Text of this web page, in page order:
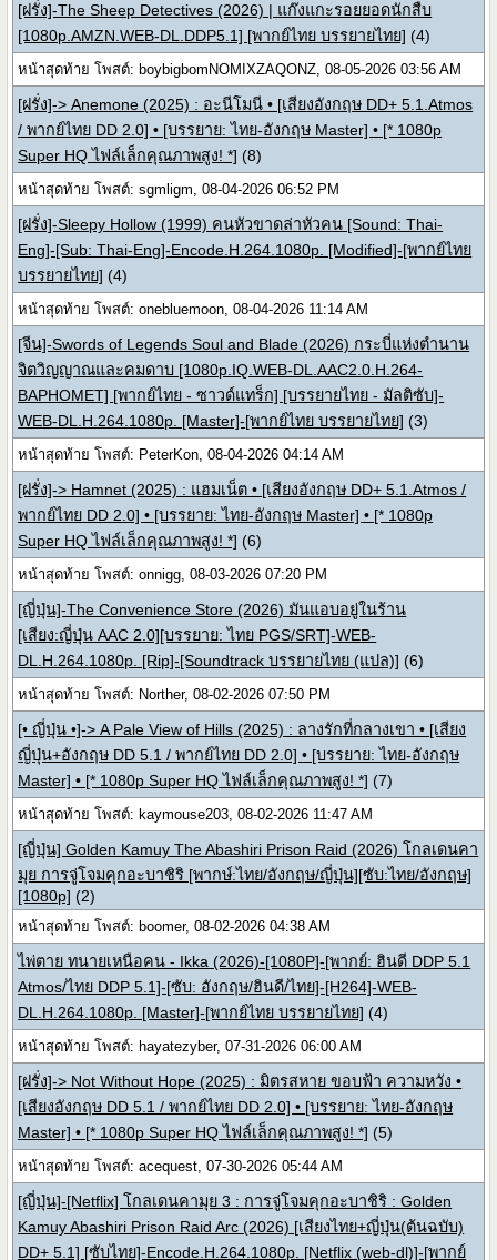
[ฝรั่ง]-The Sheep Detectives (2026) | แก๊งแกะรอยยอดนักสืบ
[1080p.AMZN.WEB-DL.DDP5.1] [พากย์ไทย บรรยายไทย] (4)
หน้าสุดท้าย โพสต์: boybigbomNOMIXZAQONZ, 08-05-2026 03:56 AM
[ฝรั่ง]-> Anemone (2025) : อะนีโมนี • [เสียงอังกฤษ DD+ 5.1.Atmos
/ พากย์ไทย DD 2.0] • [บรรยาย: ไทย-อังกฤษ Master] • [* 1080p
Super HQ ไฟล์เล็กคุณภาพสูง! *] (8)
หน้าสุดท้าย โพสต์: sgmligm, 08-04-2026 06:52 PM
[ฝรั่ง]-Sleepy Hollow (1999) คนหัวขาดล่าหัวคน [Sound: Thai-
Eng]-[Sub: Thai-Eng]-Encode.H.264.1080p. [Modified]-[พากย์ไทย
บรรยายไทย] (4)
หน้าสุดท้าย โพสต์: onebluemoon, 08-04-2026 11:14 AM
[จีน]-Swords of Legends Soul and Blade (2026) กระบี่แห่งตำนาน
จิตวิญญาณและคมดาบ [1080p.IQ.WEB-DL.AAC2.0.H.264-
BAPHOMET] [พากย์ไทย - ซาวด์แทร็ก] [บรรยายไทย - มัลติซับ]-
WEB-DL.H.264.1080p. [Master]-[พากย์ไทย บรรยายไทย] (3)
หน้าสุดท้าย โพสต์: PeterKon, 08-04-2026 04:14 AM
[ฝรั่ง]-> Hamnet (2025) : แฮมเน็ต • [เสียงอังกฤษ DD+ 5.1.Atmos /
พากย์ไทย DD 2.0] • [บรรยาย: ไทย-อังกฤษ Master] • [* 1080p
Super HQ ไฟล์เล็กคุณภาพสูง! *] (6)
หน้าสุดท้าย โพสต์: onnigg, 08-03-2026 07:20 PM
[ญี่ปุ่น]-The Convenience Store (2026) มันแอบอยู่ในร้าน
[เสียง:ญี่ปุ่น AAC 2.0][บรรยาย: ไทย PGS/SRT]-WEB-
DL.H.264.1080p. [Rip]-[Soundtrack บรรยายไทย (แปล)] (6)
หน้าสุดท้าย โพสต์: Norther, 08-02-2026 07:50 PM
[• ญี่ปุ่น •]-> A Pale View of Hills (2025) : ลางรักที่กลางเขา • [เสียง
ญี่ปุ่น+อังกฤษ DD 5.1 / พากย์ไทย DD 2.0] • [บรรยาย: ไทย-อังกฤษ
Master] • [* 1080p Super HQ ไฟล์เล็กคุณภาพสูง! *] (7)
หน้าสุดท้าย โพสต์: kaymouse203, 08-02-2026 11:47 AM
[ญี่ปุ่น] Golden Kamuy The Abashiri Prison Raid (2026) โกลเดนคา
มุย การจู่โจมคุกอะบาชิริ [พากษ์:ไทย/อังกฤษ/ญี่ปุ่น][ซับ:ไทย/อังกฤษ]
[1080p] (2)
หน้าสุดท้าย โพสต์: boomer, 08-02-2026 04:38 AM
ไพ่ตาย ทนายเหนือคน - Ikka (2026)-[1080P]-[พากย์: ฮินดี DDP 5.1
Atmos/ไทย DDP 5.1]-[ซับ: อังกฤษ/ฮินดี/ไทย]-[H264]-WEB-
DL.H.264.1080p. [Master]-[พากย์ไทย บรรยายไทย] (4)
หน้าสุดท้าย โพสต์: hayatezyber, 07-31-2026 06:00 AM
[ฝรั่ง]-> Not Without Hope (2025) : มิตรสหาย ขอบฟ้า ความหวัง •
[เสียงอังกฤษ DD 5.1 / พากย์ไทย DD 2.0] • [บรรยาย: ไทย-อังกฤษ
Master] • [* 1080p Super HQ ไฟล์เล็กคุณภาพสูง! *] (5)
หน้าสุดท้าย โพสต์: acequest, 07-30-2026 05:44 AM
[ญี่ปุ่น]-[Netflix] โกลเดนคามุย 3 : การจู่โจมคุกอะบาชิริ : Golden
Kamuy Abashiri Prison Raid Arc (2026) [เสียงไทย+ญี่ปุ่น(ต้นฉบับ)
DD+ 5.1] [ซับไทย]-Encode.H.264.1080p. [Netflix (web-dl)]-[พากย์